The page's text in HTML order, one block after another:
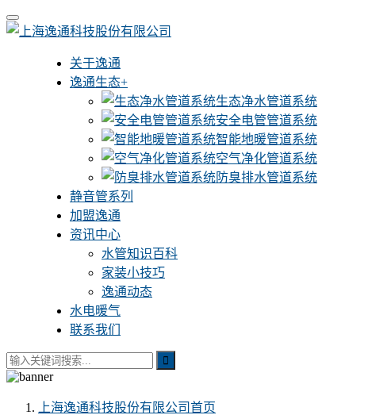
关于逸通
逸通生态+
生态净水管道系统
安全电管管道系统
智能地暖管道系统
空气净化管道系统
防臭排水管道系统
静音管系列
加盟逸通
资讯中心
水管知识百科
家装小技巧
逸通动态
水电暖气
联系我们
上海逸通科技股份有限公司首页